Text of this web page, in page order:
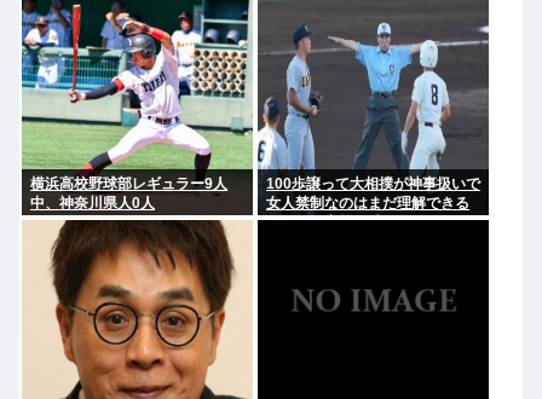
幹部役で
横浜高校野球部レギュラー9人
中、神奈川県人0人
100歩譲って大相撲が神事扱いで
女人禁制なのはまだ理解できる
として、高校野球のグラウンド